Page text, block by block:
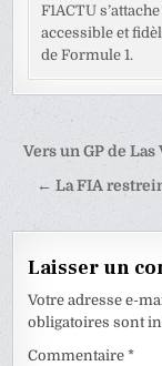
F1ACTU
accessible et
de Formule 1.
de
Vers un GP de
← La FIA
Laisser un
Votre adresse e-
obligatoires sont
Commentaire*